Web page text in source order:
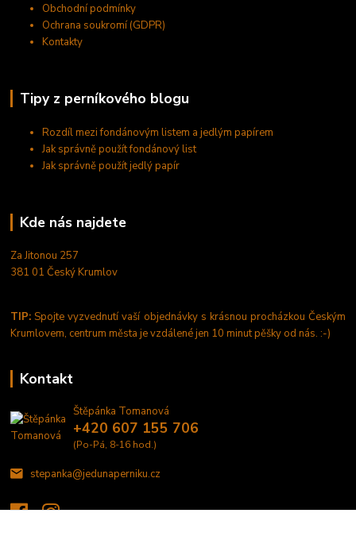
Obchodní podmínky
Ochrana soukromí (GDPR)
Kontakty
Tipy z perníkového blogu
Rozdíl mezi fondánovým listem a jedlým papírem
Jak správně použít fondánový list
Jak správně použít jedlý papír
Kde nás najdete
Za Jitonou 257
381 01 Český Krumlov
TIP: Spojte vyzvednutí vaší objednávky s krásnou procházkou Českým
Krumlovem, centrum města je vzdálené jen 10 minut pěšky od nás. :-)
Kontakt
Štěpánka Tomanová
+420 607 155 706
(Po-Pá, 8-16 hod.)
stepanka@jedunaperniku.cz